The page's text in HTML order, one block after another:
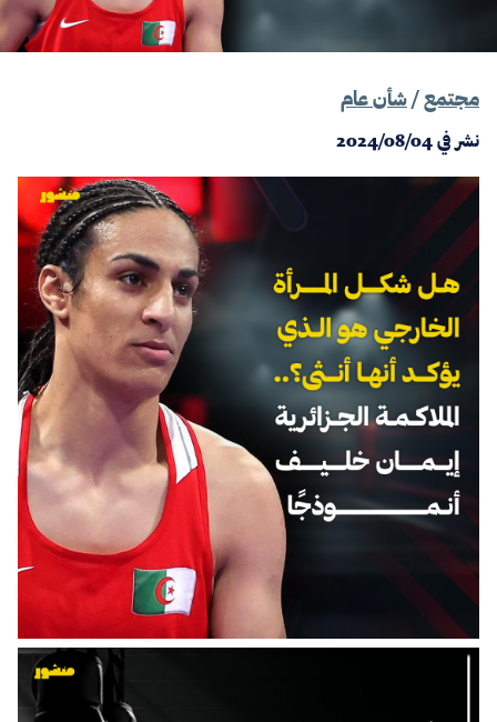
مجتمع/ شأن عام
نشر في2024/08/04